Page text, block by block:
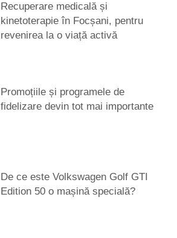
Recuperare medicală și
kinetoterapie în Focșani, pentru
revenirea la o viață activă
Promoțiile și programele de
fidelizare devin tot mai importante
De ce este Volkswagen Golf GTI
Edition 50 o mașină specială?